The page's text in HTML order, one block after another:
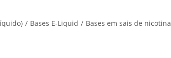
Bases E-Liquid
Bases em sais de nicotina